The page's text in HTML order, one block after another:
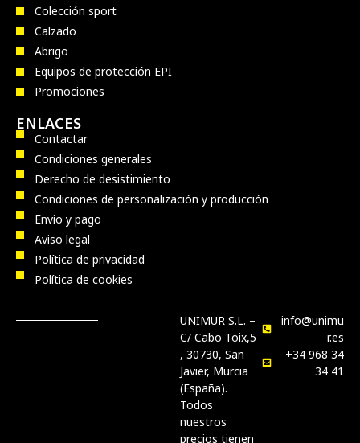
Colección sport
Calzado
Abrigo
Equipos de protección EPI
Promociones
ENLACES
Contactar
Condiciones generales
Derecho de desistimiento
Condiciones de personalización y producción
Envío y pago
Aviso legal
Política de privacidad
Política de cookies
UNIMUR S.L. –
C/ Cabo Toix,5
, 30730, San
Javier, Murcia
(España).
Todos
nuestros
precios tienen
info@unimu
r.es
+34 968 34
34 41